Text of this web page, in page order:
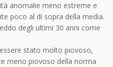
anomalie meno estreme e
poco al di sopra della media.
degli ultimi 30 anni come
stato molto piovoso,
meno piovoso della norma